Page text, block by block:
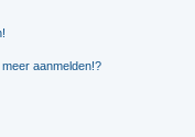
aanmelden!?